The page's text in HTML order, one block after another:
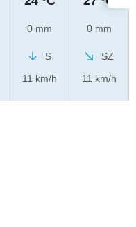
0 mm
S
11 km/h
0 mm
SZ
11 km/h